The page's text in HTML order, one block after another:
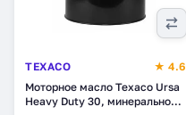
TEXACO
★ 4.6
Моторное масло Texaco Ursa
Heavy Duty 30, минеральное,